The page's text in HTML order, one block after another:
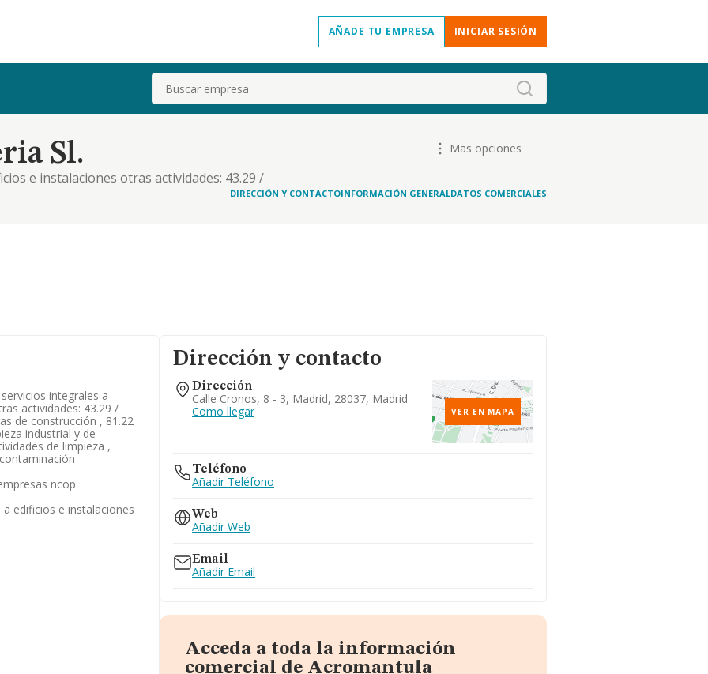
AÑADE TU EMPRESA INICIAR SESIÓN
Buscar
Sl.
e instalaciones otras actividades: 43.29 /
otras actividades de limpieza industrial y de
Mas opciones
DIRECCIÓN Y CONTACTOINFORMACIÓN GENERALDATOS COMERCIALES
integrales a
actividades: 43.29 /
de construcción , 81.22
industrial y de
de limpieza ,
ncop
edificios e instalaciones
Dirección y contacto
Dirección
Calle Cronos, 8 - 3, Madrid, 28037, Madrid
Como llegar
VER EN MAPA
Teléfono
Añadir Teléfono
Web
Añadir Web
Email
Añadir Email
Acceda a toda la información
comercial de Acromantula